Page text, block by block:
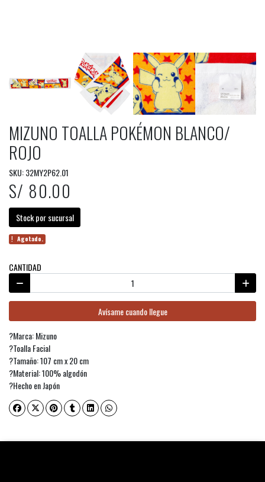
MIZUNO TOALLA POKÉMON BLANCO/
ROJO
SKU: 32MY2P62.01
S/ 80.00
Stock por sucursal
Agotado.
CANTIDAD
Avísame cuando llegue
?Marca: Mizuno
?Toalla Facial
?Tamaño: 107 cm x 20 cm
?Material: 100% algodón
?Hecho en Japón